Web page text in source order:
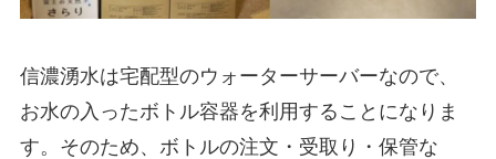
信濃湧水は宅配型のウォーターサーバーなので、
お水の入ったボトル容器を利用することになりま
す。そのため、ボトルの注文・受取り・保管な